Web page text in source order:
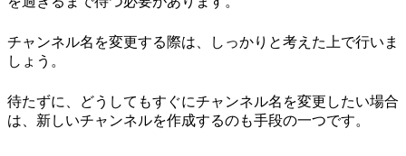
チャンネル名を変更する際は、しっかりと考えた上で行いま
しょう。
待たずに、どうしてもすぐにチャンネル名を変更したい場合
は、新しいチャンネルを作成するのも手段の一つです。